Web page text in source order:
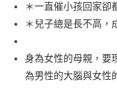
＊一直催小孩回家卻
＊兒子總是長不高，
身為女性的母親，要
為男性的大腦與女性